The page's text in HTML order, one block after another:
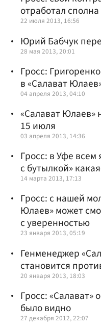
отработал сполна
22 июля 2013, 16:56
Юрий Бабчук
28 мая 2013, 20:01
Гросс:
в «Салават
04 апреля 2013, 04:10
«Салават Юлаев»
15 июля
03 апреля 2013, 14:36
Гросс: в Уфе всем
с бутылкой»
14 марта 2013, 17:13
Гросс: с нашей
Юлаев» может
с уверенностью
23 января 2013, 05:19
Генменеджер
становится
20 января 2013, 18:03
Гросс: «Салават»
было видно
27 декабря 2012, 22:07